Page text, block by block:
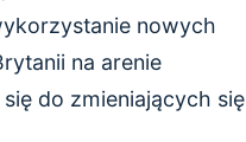
nowych
na arenie
do zmieniających się